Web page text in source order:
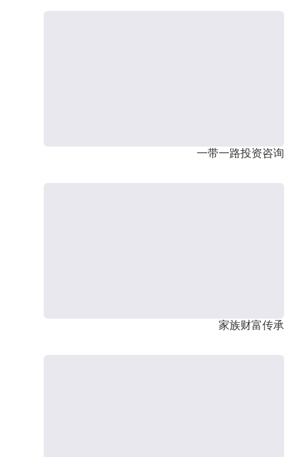
一带一路投资咨询
家族财富传承